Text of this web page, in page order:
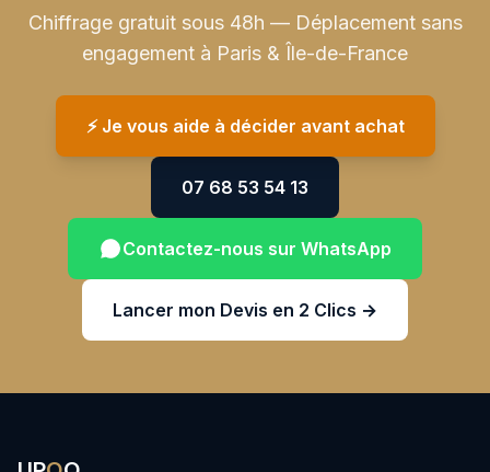
Chiffrage gratuit sous 48h — Déplacement sans
engagement à Paris & Île-de-France
⚡️ Je vous aide à décider avant achat
07 68 53 54 13
Contactez-nous sur WhatsApp
Lancer mon Devis en 2 Clics →